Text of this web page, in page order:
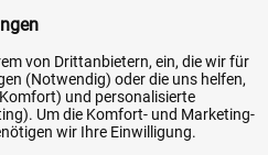
von Drittanbietern, ein, die wir für
(Notwendig) oder die uns helfen,
und personalisierte
Um die Komfort- und Marketing-
wir Ihre Einwilligung.